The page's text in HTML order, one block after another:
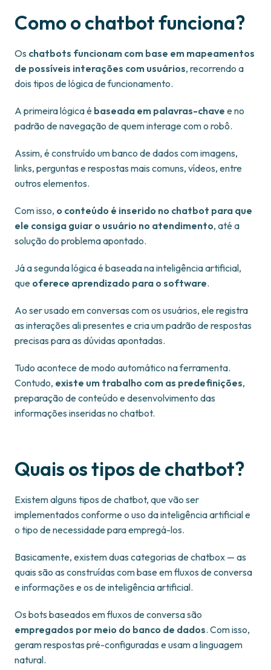
Como o chatbot funciona?
Os chatbots funcionam com base em mapeamentos
de possíveis interações com usuários, recorrendo a
dois tipos de lógica de funcionamento.
A primeira lógica é baseada em palavras-chave e no
padrão de navegação de quem interage com o robô.
Assim, é construído um banco de dados com imagens,
links, perguntas e respostas mais comuns, vídeos, entre
outros elementos.
Com isso, o conteúdo é inserido no chatbot para que
ele consiga guiar o usuário no atendimento, até a
solução do problema apontado.
Já a segunda lógica é baseada na inteligência artificial,
que oferece aprendizado para o software.
Ao ser usado em conversas com os usuários, ele registra
as interações ali presentes e cria um padrão de respostas
precisas para as dúvidas apontadas.
Tudo acontece de modo automático na ferramenta.
Contudo, existe um trabalho com as predefinições,
preparação de conteúdo e desenvolvimento das
informações inseridas no chatbot.
Quais os tipos de chatbot?
Existem alguns tipos de chatbot, que vão ser
implementados conforme o uso da inteligência artificial e
o tipo de necessidade para empregá-los.
Basicamente, existem duas categorias de chatbox — as
quais são as construídas com base em fluxos de conversa
e informações e os de inteligência artificial.
Os bots baseados em fluxos de conversa são
empregados por meio do banco de dados. Com isso,
geram respostas pré-configuradas e usam a linguagem
natural.